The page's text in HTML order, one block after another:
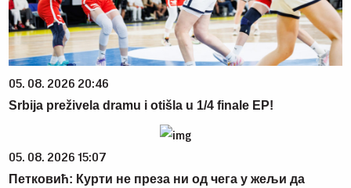
05. 08. 2026 20:46
Srbija preživela dramu i otišla u 1/4 finale EP!
05. 08. 2026 15:07
Петковић: Курти не преза ни од чега у жељи да